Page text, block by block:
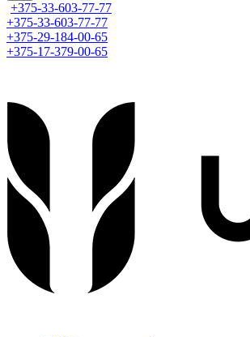
+375-33-603-77-77
+375-33-603-77-77
+375-29-184-00-65
+375-17-379-00-65